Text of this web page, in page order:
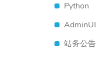
Python
AdminUI
站务公告